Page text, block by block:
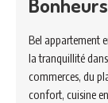
Bel appartement
la tranquillité
commerces, du
confort, cuisine